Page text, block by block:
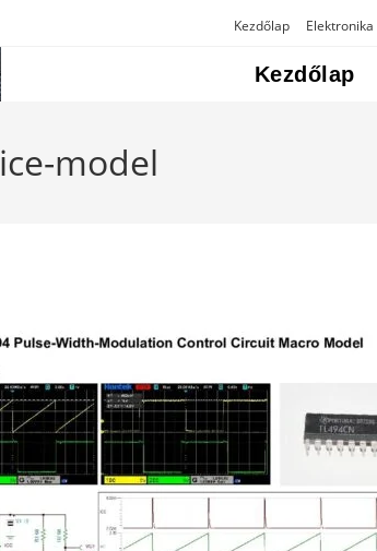
Kezdőlap Elektronika
Kezdőlap
model